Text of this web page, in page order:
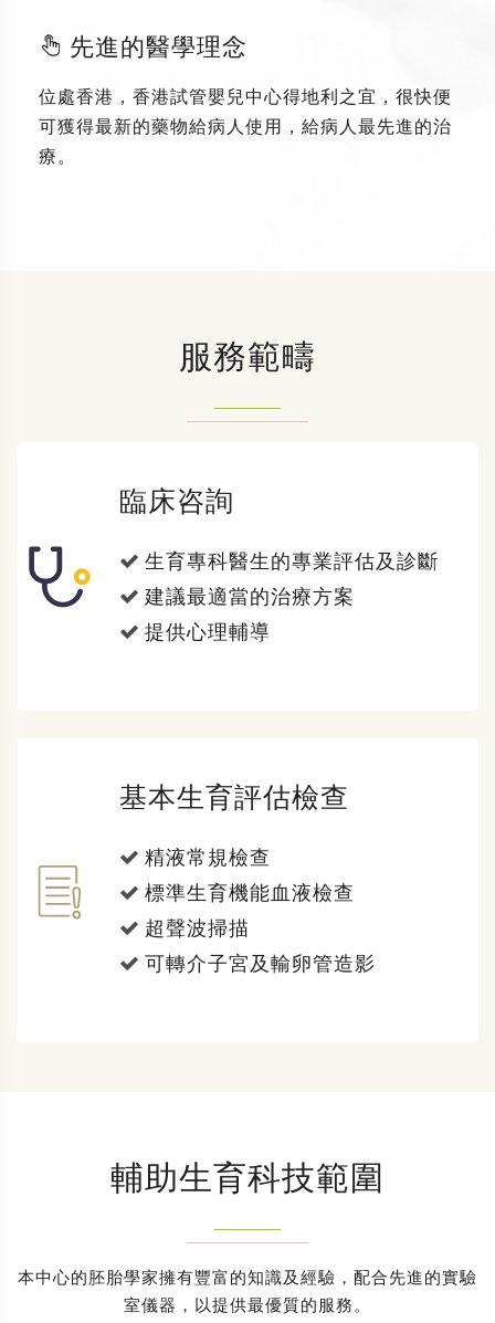
先進的醫學理念
位處香港，香港試管嬰兒中心得地利之宜，很快便
可獲得最新的藥物給病人使用，給病人最先進的治
療。
服務範疇
臨床咨詢
生育專科醫生的專業評估及診斷
建議最適當的治療方案
提供心理輔導
基本生育評估檢查
精液常規檢查
標準生育機能血液檢查
超聲波掃描
可轉介子宮及輸卵管造影
輔助生育科技範圍
本中心的胚胎學家擁有豐富的知識及經驗，配合先進的實驗
室儀器，以提供最優質的服務。